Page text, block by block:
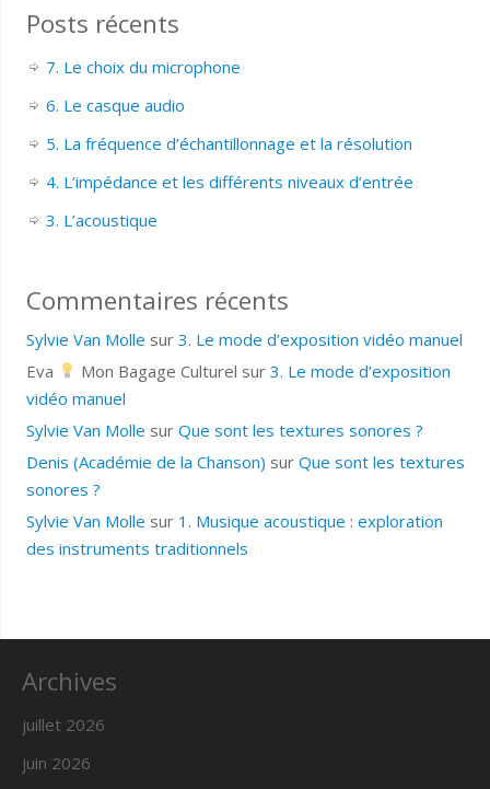
Posts récents
7. Le choix du microphone
6. Le casque audio
5. La fréquence d’échantillonnage et la résolution
4. L’impédance et les différents niveaux d’entrée
3. L’acoustique
Commentaires récents
Sylvie Van Molle sur 3. Le mode d’exposition vidéo manuel
Eva
Mon Bagage Culturel sur 3. Le mode d’exposition
vidéo manuel
Sylvie Van Molle sur Que sont les textures sonores ?
Denis (Académie de la Chanson) sur Que sont les textures
sonores ?
Sylvie Van Molle sur 1. Musique acoustique : exploration
des instruments traditionnels
Archives
juillet 2026
juin 2026